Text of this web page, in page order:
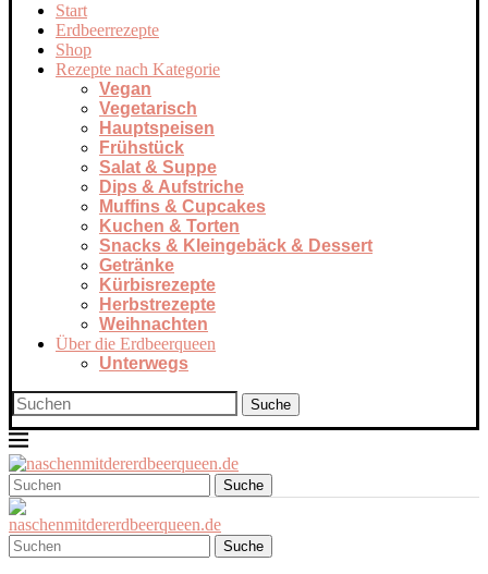
Start
Erdbeerrezepte
Shop
Rezepte nach Kategorie
Vegan
Vegetarisch
Hauptspeisen
Frühstück
Salat & Suppe
Dips & Aufstriche
Muffins & Cupcakes
Kuchen & Torten
Snacks & Kleingebäck & Dessert
Getränke
Kürbisrezepte
Herbstrezepte
Weihnachten
Über die Erdbeerqueen
Unterwegs
Suche
Suche
Suche